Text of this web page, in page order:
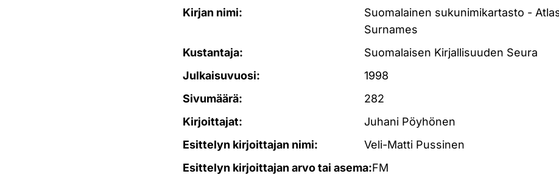
Kirjan nimi:
Suomalainen sukunimikartasto -
Surnames
Kustantaja:
Suomalaisen Kirjallisuuden Seura
Julkaisuvuosi:
1998
Sivumäärä:
282
Kirjoittajat:
Juhani Pöyhönen
Esittelyn kirjoittajan nimi:
Veli-Matti Pussinen
Esittelyn kirjoittajan arvo tai asema:FM